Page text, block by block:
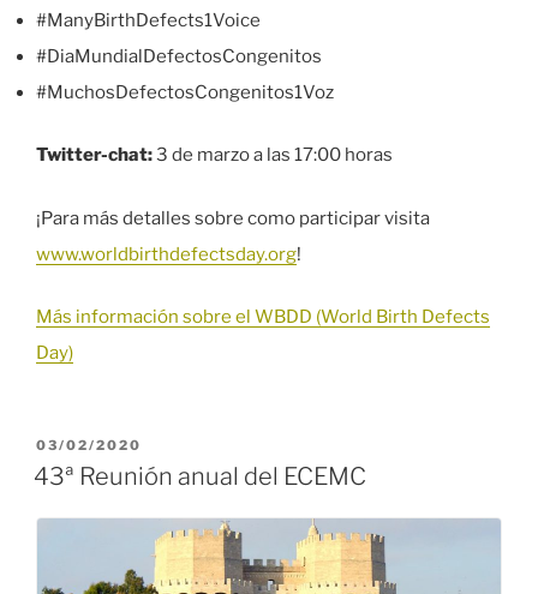
#ManyBirthDefects1Voice
#DiaMundialDefectosCongenitos
#MuchosDefectosCongenitos1Voz
Twitter-chat:3 de marzo a las 17:00 horas
¡Para más detalles sobre como participar visita
www.worldbirthdefectsday.org!
Más información sobre el WBDD (World Birth Defects
Day)
PUBLICADO
EL
03/02/2020
43ª Reunión anual del ECEMC